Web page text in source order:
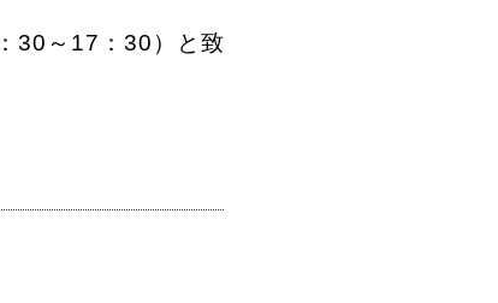
30～17：30）と致